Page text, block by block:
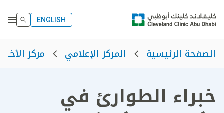
ENGLISH
الصفحة الرئيسية المركز الإعلامي مركز الأخبار
خبراء الطوارئ في